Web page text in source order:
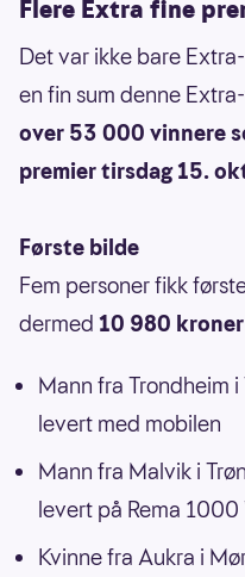
Flere Extra fine
Det var ikke bare
en fin sum denne
over 53 000 vinnere
premier tirsdag 15.
Første bilde
Fem personer fikk
dermed 10 980 kroner
Mann fra Trondheim
levert med mobilen
Mann fra Malvik i
levert på Rema 1000
Kvinne fra Aukra i